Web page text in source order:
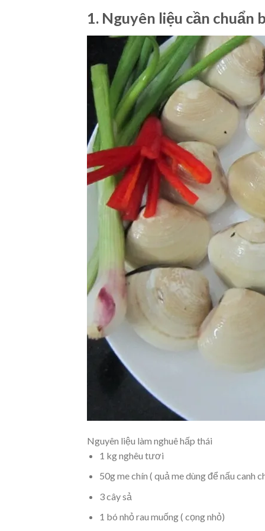
1. Nguyên liệu cần chuẩn
Nguyên liệu làm nghuê hấp thái
1 kg nghêu tươi
50g me chín ( quả me dùng để nấu canh
3 cây sả
1 bó nhỏ rau muống ( cọng nhỏ)